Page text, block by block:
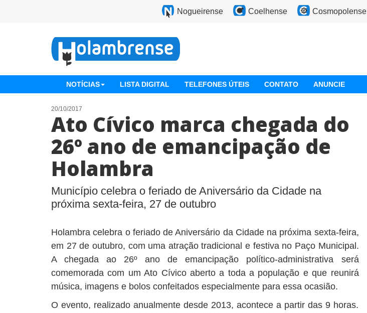
Nogueirense Coelhense Cosmopolense
NOTÍCIAS LISTA DIGITAL TELEFONES ÚTEIS CONTATO ANUNCIE
20/10/2017
Ato Cívico marca chegada do
26º ano de emancipação de
Holambra
Município celebra o feriado de Aniversário da Cidade na
próxima sexta-feira, 27 de outubro
Holambra celebra o feriado de Aniversário da Cidade na próxima sexta-feira,
em 27 de outubro, com uma atração tradicional e festiva no Paço Municipal.
A chegada ao 26º ano de emancipação político-administrativa será
comemorada com um Ato Cívico aberto a toda a população e que reunirá
música, imagens e bolos confeitados especialmente para essa ocasião.
O evento, realizado anualmente desde 2013, acontece a partir das 9 horas.